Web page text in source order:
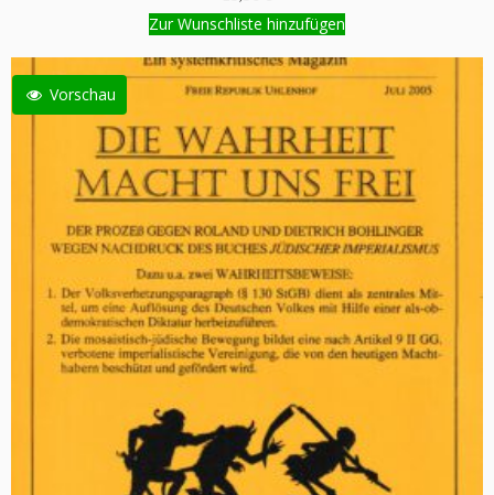
Zur Wunschliste hinzufügen
Vorschau